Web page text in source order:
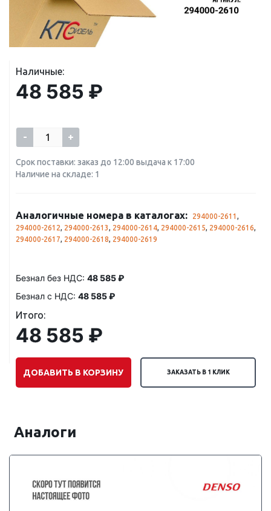
Наличные:
48 585 ₽
- +
Срок поставки: заказ до 12:00 выдача к 17:00
Наличие на складе: 1
Аналогичные номера в каталогах: 294000-2611 ,
294000-2612, 294000-2613, 294000-2614, 294000-2615, 294000-2616,
294000-2617, 294000-2618, 294000-2619
Безнал без НДС: 48 585 ₽
Безнал с НДС: 48 585 ₽
Итого:
48 585 ₽
ДОБАВИТЬ В КОРЗИНУ ЗАКАЗАТЬ В 1 КЛИК
Аналоги